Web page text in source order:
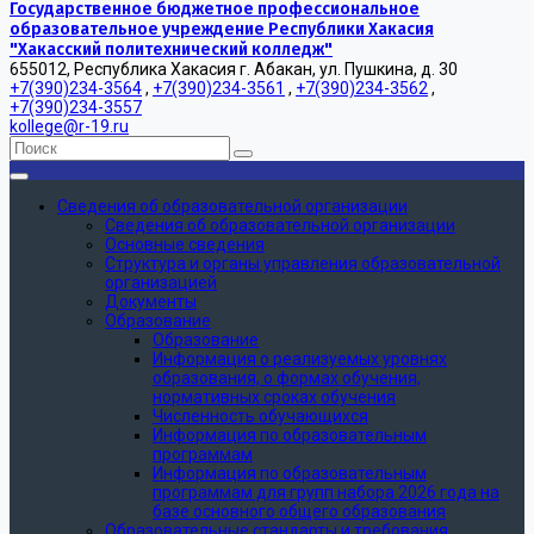
Государственное бюджетное профессиональное
образовательное учреждение Республики Хакасия
"Хакасский политехнический колледж"
655012, Республика Хакасия г. Абакан, ул. Пушкина, д. 30
+7(390)234-3564, +7(390)234-3561 , +7(390)234-3562 ,
+7(390)234-3557
kollege@r-19.ru
Сведения об образовательной организации
Сведения об образовательной организации
Основные сведения
Структура и органы управления образовательной
организацией
Документы
Образование
Образование
Информация о реализуемых уровнях
образования, о формах обучения,
нормативных сроках обучения
Численность обучающихся
Информация по образовательным
программам
Информация по образовательным
программам для групп набора 2026 года на
базе основного общего образования